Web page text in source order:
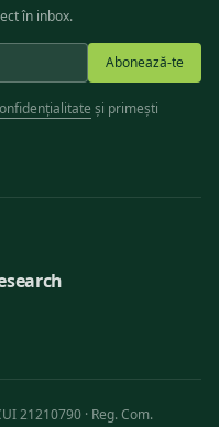
în inbox.
Abonează-te
și primești
21210790 · Reg. Com.